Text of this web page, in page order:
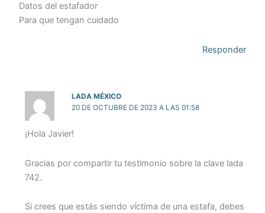
Datos del estafador
Para que tengan cuidado
Responder
LADA MÉXICO
20 DE OCTUBRE DE 2023 A LAS 01:58
¡Hola Javier!
Gracias por compartir tu testimonio sobre la clave lada
742.
Si crees que estás siendo víctima de una estafa, debes